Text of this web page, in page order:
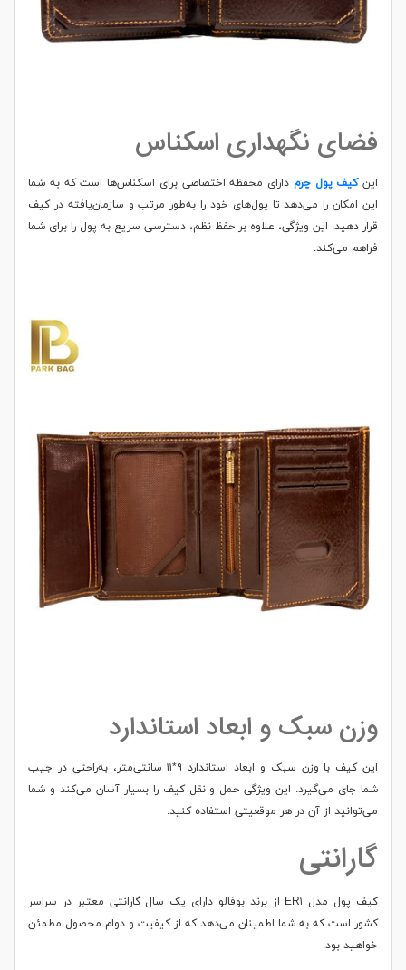
فضای نگهداری اسکناس
اینکیف پول چرمدارای محفظه اختصاصی برای اسکناس‌ها است که به شما
این امکان را می‌دهد تا پول‌های خود را به‌طور مرتب و سازمان‌یافته در کیف
قرار دهید. این ویژگی، علاوه بر حفظ نظم، دسترسی سریع به پول را برای شما
فراهم می‌کند.
وزن سبک و ابعاد استاندارد
این کیف با وزن سبک و ابعاد استاندارد ۹*۱۱ سانتی‌متر، به‌راحتی در جیب
شما جای می‌گیرد. این ویژگی حمل و نقل کیف را بسیار آسان می‌کند و شما
می‌توانید از آن در هر موقعیتی استفاده کنید.
گارانتی
کیف پول مدل ER۱ از برند بوفالو دارای یک‌ سال گارانتی معتبر در سراسر
کشور است که به شما اطمینان می‌دهد که از کیفیت و دوام محصول مطمئن
خواهید بود.